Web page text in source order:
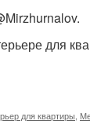
для
для квартиры